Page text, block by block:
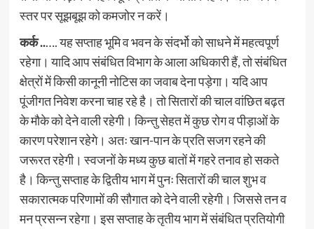
स्तर पर सूझबूझ को कमजोर न करें।
कर्क ..…. यह सप्ताह भूमि व भवन के संदर्भो को साधने में महत्वपूर्ण
रहेगा। यादि आप संबंधित विभाग के आला अधिकारी हैं, तो संबंधित
क्षेत्रों में किसी कानूनी नोटिस का जवाब देना पड़ेगा। यदि आप
पूंजीगत निवेश करना चाह रहे है। तो सितारों की चाल वांछित बढ़त
के मौके को देने वाली रहेगी। किन्तु सेहत में कुछ रोग व पीड़ाओं के
कारण परेशान रहेगे। अतः खान-पान के प्रति सजग रहने की
जरूरत रहेगी। स्वजनों के मध्य कुछ बातों में गहरे तनाव हो सकते
है। किन्तु सप्ताह के द्वितीय भाग में पुनः सितारों की चाल शुभ व
सकारात्मक परिणामों की सौगात को देने वाली रहेगी। जिससे तन व
मन प्रसन्न रहेगा। इस सप्ताह के तृतीय भाग में संबंधित प्रतियोगी